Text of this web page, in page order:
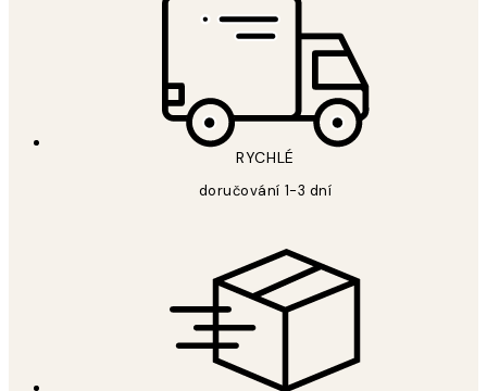
RYCHLÉ
doručování 1-3 dní